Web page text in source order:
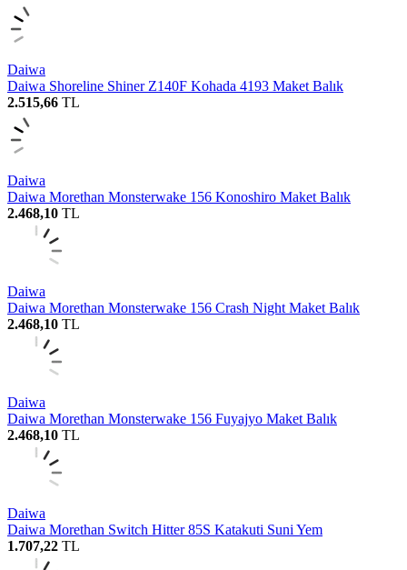
Daiwa
Daiwa Shoreline Shiner Z140F Kohada 4193 Maket Balık
2.515,66 TL
Daiwa
Daiwa Morethan Monsterwake 156 Konoshiro Maket Balık
2.468,10 TL
Daiwa
Daiwa Morethan Monsterwake 156 Crash Night Maket Balık
2.468,10 TL
Daiwa
Daiwa Morethan Monsterwake 156 Fuyajyo Maket Balık
2.468,10 TL
Daiwa
Daiwa Morethan Switch Hitter 85S Katakuti Suni Yem
1.707,22 TL